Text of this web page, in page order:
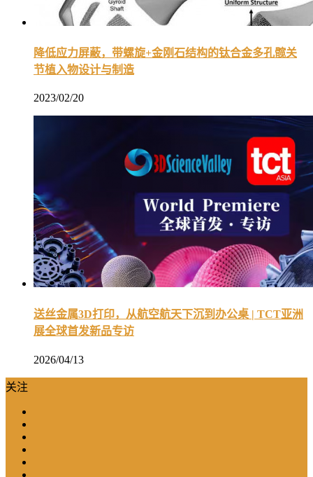
降低应力屏蔽，带螺旋+金刚石结构的钛合金多孔髋关
节植入物设计与制造
2023/02/20
送丝金属3D打印，从航空航天下沉到办公桌 | TCT亚洲
展全球首发新品专访
2026/04/13
关注